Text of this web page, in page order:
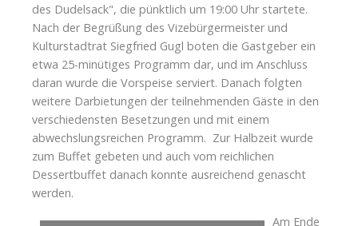
des Dudelsack", die pünktlich um 19:00 Uhr startete.
Nach der Begrüßung des Vizebürgermeister und
Kulturstadtrat Siegfried Gugl boten die Gastgeber ein
etwa 25-minütiges Programm dar, und im Anschluss
daran wurde die Vorspeise serviert. Danach folgten
weitere Darbietungen der teilnehmenden Gäste in den
verschiedensten Besetzungen und mit einem
abwechslungsreichen Programm. Zur Halbzeit wurde
zum Buffet gebeten und auch vom reichlichen
Dessertbuffet danach konnte ausreichend genascht
werden.
Am Ende